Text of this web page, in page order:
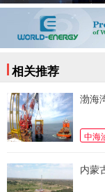
相关推荐
渤海
中海
内蒙